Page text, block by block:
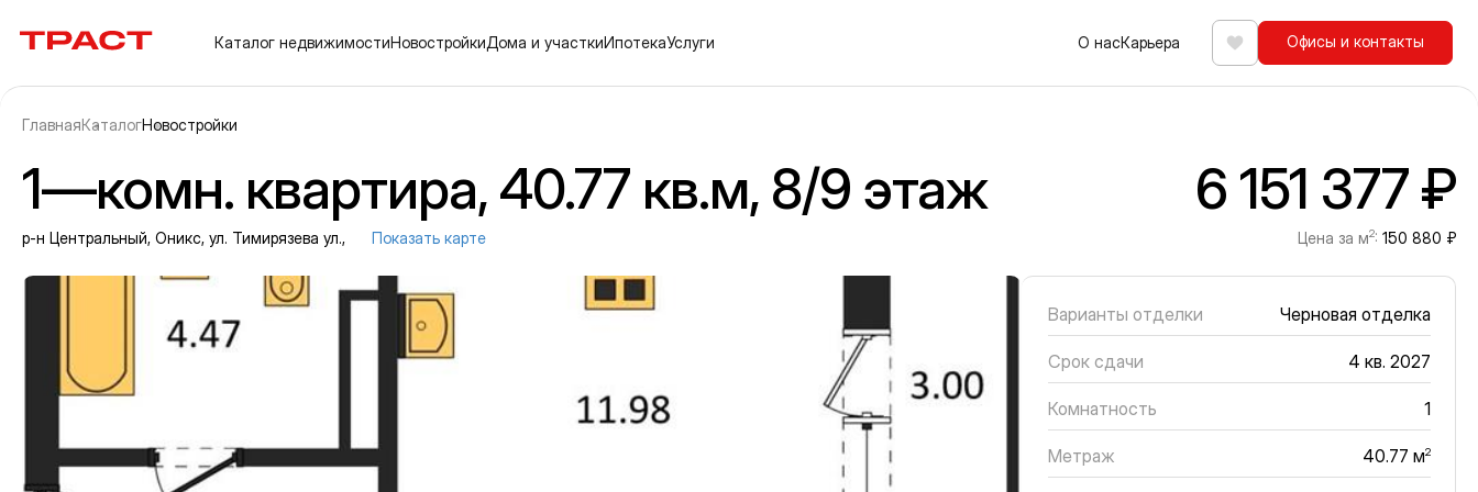
Траст | Служба недвижимости
Каталог недвижимостиНовостройкиДома и участкиИпотекаУслуги О насКарьера Избранное
Офисы и контакты
ГлавнаяКаталогНовостройки
1—комн. квартира, 40.77 кв.м, 8/9 этаж 6 151 377 ₽
р-н Центральный, Оникс, ул. Тимирязева ул., Показать карте Цена за м2: 150 880 ₽
Информация об объекте
Варианты отделки Черновая отделка
Срок сдачи 4 кв. 2027
Комнатность 1
Метраж 40.77 м2